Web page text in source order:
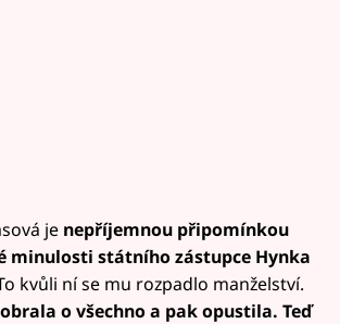
je nepříjemnou připomínkou
minulosti státního zástupce Hynka
kvůli ní se mu rozpadlo manželství.
o všechno a pak opustila. Teď